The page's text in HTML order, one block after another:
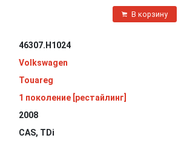
В корзину
46307.H1024
Volkswagen
Touareg
1 поколение [рестайлинг]
2008
CAS, TDi